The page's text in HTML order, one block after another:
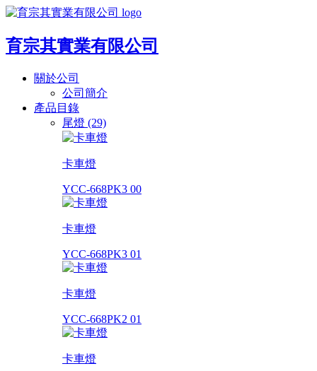
育宗其實業有限公司
關於公司
公司簡介
產品目錄
尾燈 (29)
卡車燈
YCC-668PK3 00
卡車燈
YCC-668PK3 01
卡車燈
YCC-668PK2 01
卡車燈